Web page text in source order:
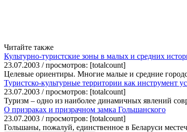
Читайте также
Культурно-туристские зоны в малых и средних
23.07.2003 / просмотров: [totalcount]
Целевые ориентиры. Многие малые и средние
Туристско-культурные территории как инструмент
23.07.2003 / просмотров: [totalcount]
Туризм – одно из наиболее динамичных явлений
О призраках и призрачном замка Гольшанского
23.07.2003 / просмотров: [totalcount]
Гольшаны, пожалуй, единственное в Беларуси